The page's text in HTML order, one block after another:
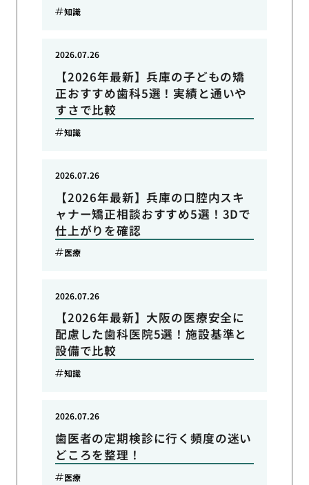
知識
【2026年最新】兵庫の子どもの矯
正おすすめ歯科5選！実績と通いや
すさで比較
2026.07.26
知識
【2026年最新】兵庫の口腔内スキ
ャナー矯正相談おすすめ5選！3Dで
仕上がりを確認
2026.07.26
医療
【2026年最新】大阪の医療安全に
配慮した歯科医院5選！施設基準と
設備で比較
2026.07.26
知識
歯医者の定期検診に行く頻度の迷い
どころを整理！
2026.07.26
医療